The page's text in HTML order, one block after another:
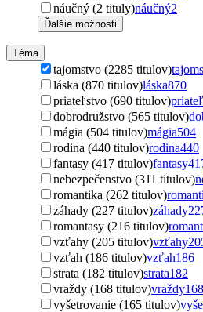
náučný (2 tituly)náučný2
Ďalšie možnosti
Téma
tajomstvo (2285 titulov)
láska (870 titulov)láska870
priateľstvo (690 titulov)
dobrodružstvo (565 titulov)
mágia (504 titulov)mágia504
rodina (440 titulov)rodina440
fantasy (417 titulov)fantasy
nebezpečenstvo (311 titulov)
romantika (262 titulov)
záhady (227 titulov)záhady
romantasy (216 titulov)
vzťahy (205 titulov)vzťahy
vzťah (186 titulov)vzťah186
strata (182 titulov)strata182
vraždy (168 titulov)vraždy168
vyšetrovanie (165 titulov)